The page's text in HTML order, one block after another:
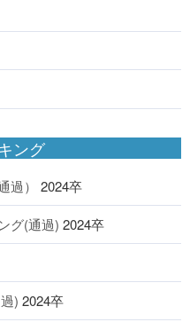
ング
） 2024卒
グ(通過) 2024卒
) 2024卒